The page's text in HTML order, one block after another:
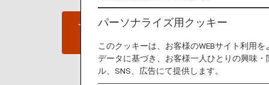
サンフランシスコへのフライ
パーソナライズ用クッキー
このクッキーは、お客様のWEBサイト利用
データに基づき、お客様一人ひとりの興味
ル、SNS、広告にて提供します。